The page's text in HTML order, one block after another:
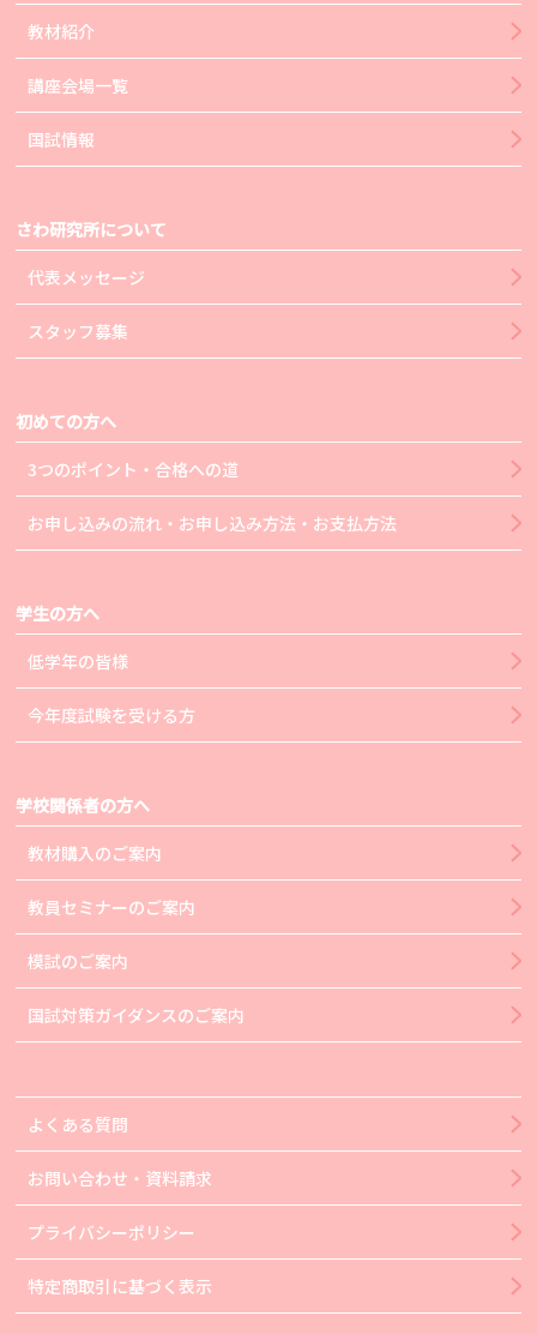
教材紹介
講座会場一覧
国試情報
さわ研究所について
代表メッセージ
スタッフ募集
初めての方へ
3つのポイント・合格への道
お申し込みの流れ・お申し込み方法・お支払方法
学生の方へ
低学年の皆様
今年度試験を受ける方
学校関係者の方へ
教材購入のご案内
教員セミナーのご案内
模試のご案内
国試対策ガイダンスのご案内
よくある質問
お問い合わせ・資料請求
プライバシーポリシー
特定商取引に基づく表示